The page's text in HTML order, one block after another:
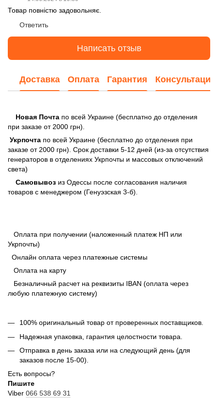
Товар повністю задовольняє.
Ответить
Написать отзыв
Доставка Оплата Гарантия Консультация
Новая Почта по всей Украине (бесплатно до отделения
при заказе от 2000 грн).
Укрпочта по всей Украине (бесплатно до отделения при
заказе от 2000 грн). Срок доставки 5-12 дней (из-за отсутствия
генераторов в отделениях Укрпочты и массовых отключений
света)
Самовывоз из Одессы после согласования наличия
товаров с менеджером (Генуэзская 3-б).
Оплата при получении (наложенный платеж НП или
Укрпочты)
Онлайн оплата через платежные системы
Оплата на карту
Безналичный расчет на реквизиты IBAN (оплата через
любую платежную систему)
100% оригинальный товар от проверенных поставщиков.
Надежная упаковка, гарантия целостности товара.
Отправка в день заказа или на следующий день (для
заказов после 15-00).
Есть вопросы?
Пишите
Viber 066 538 69 31